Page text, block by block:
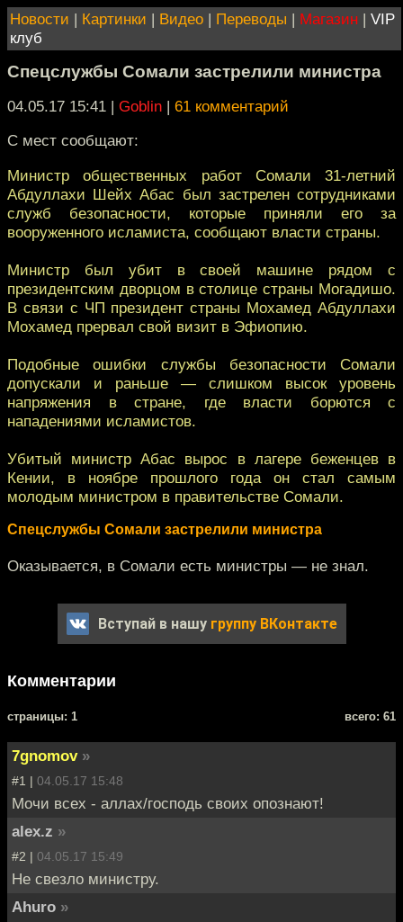
Новости | Картинки | Видео | Переводы | Магазин | VIP
клуб
Спецслужбы Сомали застрелили министра
04.05.17 15:41 | Goblin | 61 комментарий
С мест сообщают:
Министр общественных работ Сомали 31-летний
Абдуллахи Шейх Абас был застрелен сотрудниками
служб безопасности, которые приняли его за
вооруженного исламиста, сообщают власти страны.
Министр был убит в своей машине рядом с
президентским дворцом в столице страны Могадишо.
В связи с ЧП президент страны Мохамед Абдуллахи
Мохамед прервал свой визит в Эфиопию.
Подобные ошибки службы безопасности Сомали
допускали и раньше — слишком высок уровень
напряжения в стране, где власти борются с
нападениями исламистов.
Убитый министр Абас вырос в лагере беженцев в
Кении, в ноябре прошлого года он стал самым
молодым министром в правительстве Сомали.
Спецслужбы Сомали застрелили министра
Оказывается, в Сомали есть министры — не знал.
Вступай в нашу группу ВКонтакте
Комментарии
cтраницы: 1 всего: 61
7gnomov »
#1 | 04.05.17 15:48
Мочи всех - аллах/господь своих опознают!
alex.z »
#2 | 04.05.17 15:49
Не свезло министру.
Ahuro »